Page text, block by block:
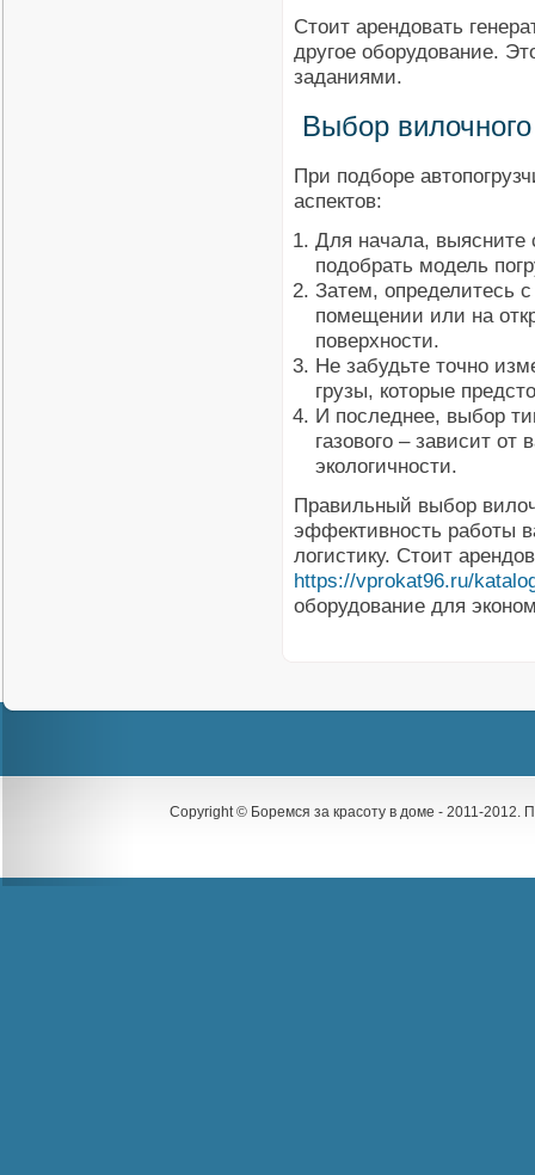
Стоит арендовать
другое оборудование.
заданиями.
Выбор вилочного
При подборе
аспектов:
Для начала, выясните
подобрать модель
Затем, определитесь
помещении или на
поверхности.
Не забудьте точно
грузы, которые
И последнее, выбор
газового – зависит
экологичности.
Правильный выбор
эффективность работы
логистику. Стоит
https://vprokat96.ru/
оборудование для
Copyright © Боремся за красоту в доме - 2011-2012.